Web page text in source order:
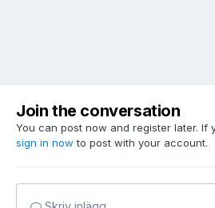
Join the conversation
You can post now and register later. If
sign in now to post with your account.